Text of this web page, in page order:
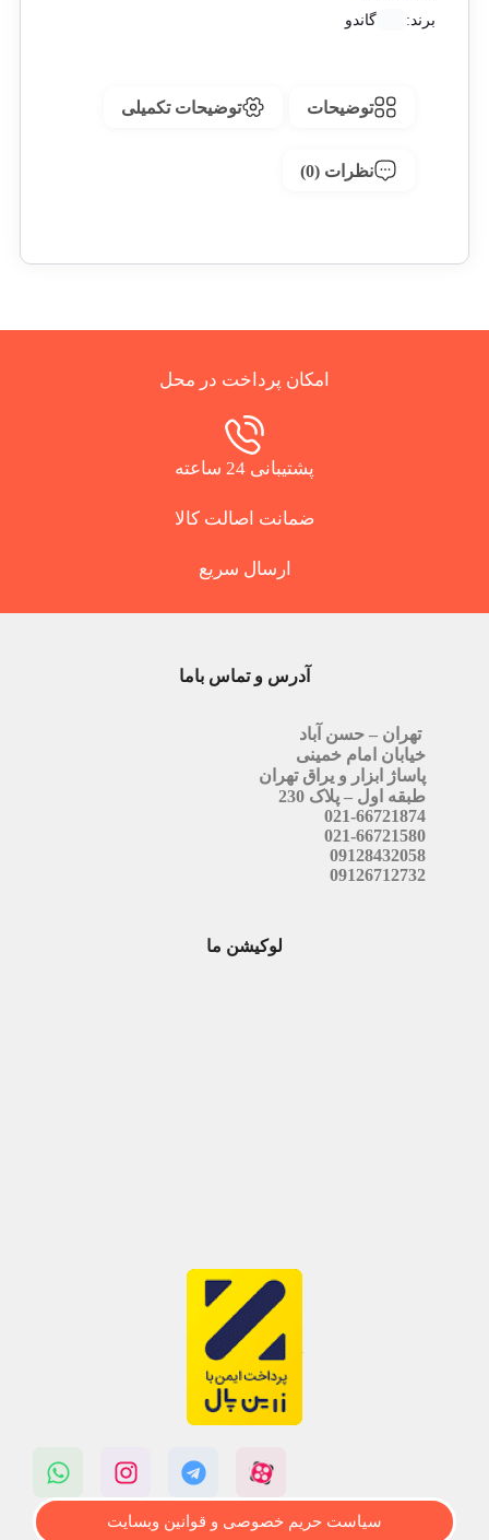
برند: گاندو
توضیحات توضیحات تکمیلی
نظرات (0)
امکان پرداخت در محل
پشتیبانی 24 ساعته
ضمانت اصالت کالا
ارسال سریع
آدرس و تماس باما
تهران – حسن آباد
خیابان امام خمینی
پاساژ ابزار و یراق تهران
طبقه اول – پلاک 230
021-66721874
021-66721580
09128432058
09126712732
لوکیشن ما
سیاست حریم خصوصی و قوانین وبسایت